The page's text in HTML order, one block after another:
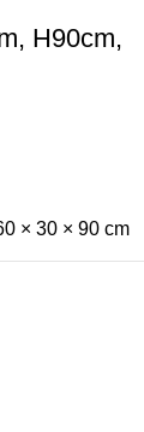
H90cm,
× 30 × 90 cm